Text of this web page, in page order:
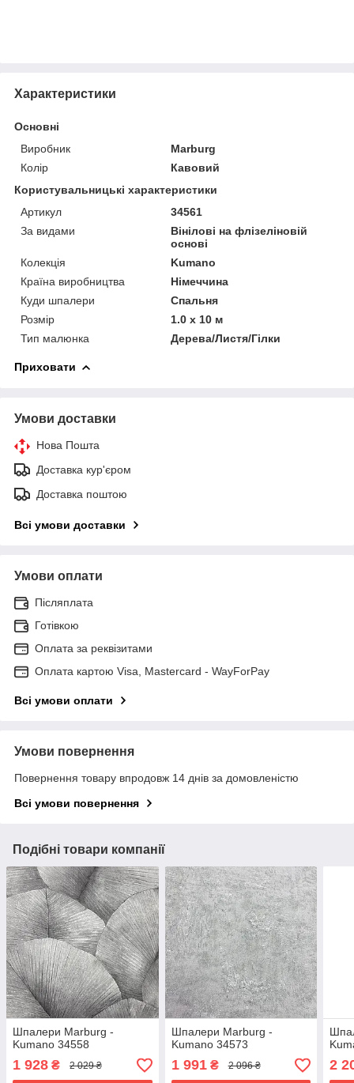
Характеристики
Основні
Виробник
Marburg
Колір
Кавовий
Користувальницькі характеристики
Артикул
34561
За видами
Вінілові на флізеліновій
основі
Колекція
Kumano
Країна виробництва
Німеччина
Куди шпалери
Спальня
Розмір
1.0 x 10 м
Тип малюнка
Дерева/Листя/Гілки
Приховати
Умови доставки
Нова Пошта
Доставка кур'єром
Доставка поштою
Всі умови доставки
Умови оплати
Післяплата
Готівкою
Оплата за реквізитами
Оплата картою Visa, Mastercard - WayForPay
Всі умови оплати
Умови повернення
Повернення товару впродовж 14 днів за домовленістю
Всі умови повернення
Подібні товари компанії
Шпалери Marburg -
Kumano 34558
1 928 ₴ 2 029 ₴
Шпалери Marburg -
Kumano 34573
1 991₴ 2 096 ₴ 2